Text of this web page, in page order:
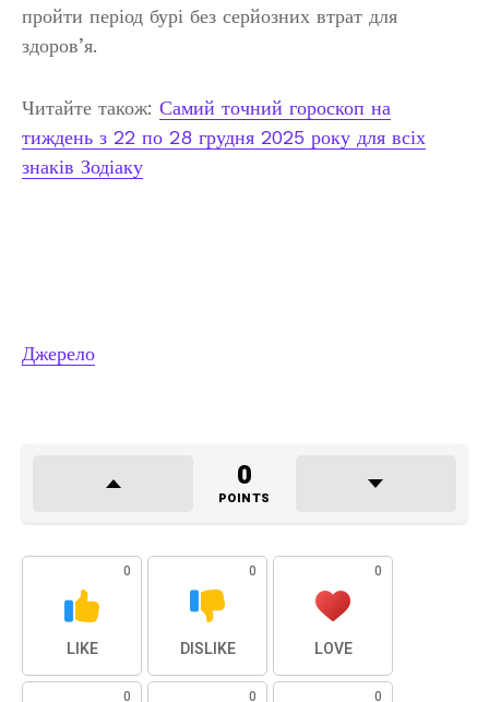
пройти період бурі без серйозних втрат для
здоров’я.
Читайте також: Самий точний гороскоп на
тиждень з 22 по 28 грудня 2025 року для всіх
знаків Зодіаку
Джерело
0
POINTS
0
LIKE
0
DISLIKE
0
LOVE
0 0 0